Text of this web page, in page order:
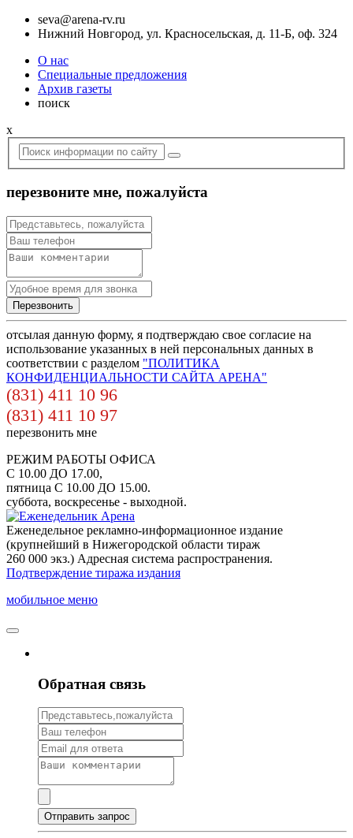
seva@arena-rv.ru
Нижний Новгород, ул. Красносельская, д. 11-Б, оф. 324
О нас
Специальные предложения
Архив газеты
поиск
x
перезвоните мне, пожалуйста
отсылая данную форму, я подтверждаю свое согласие на
использование указанных в ней персональных данных в
соответствии с разделом "ПОЛИТИКА
КОНФИДЕНЦИАЛЬНОСТИ САЙТА АРЕНА"
(831) 411 10 96
(831) 411 10 97
перезвонить мне
РЕЖИМ РАБОТЫ ОФИСА
С 10.00 ДО 17.00,
пятница С 10.00 ДО 15.00.
суббота, воскресенье - выходной.
Еженедельное рекламно-информационное издание
(крупнейший в Нижегородской области тираж
260 000 экз.) Адресная система распространения.
Подтверждение тиража издания
мобильное меню
Обратная связь